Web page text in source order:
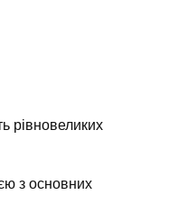
рівновеликих
з основних